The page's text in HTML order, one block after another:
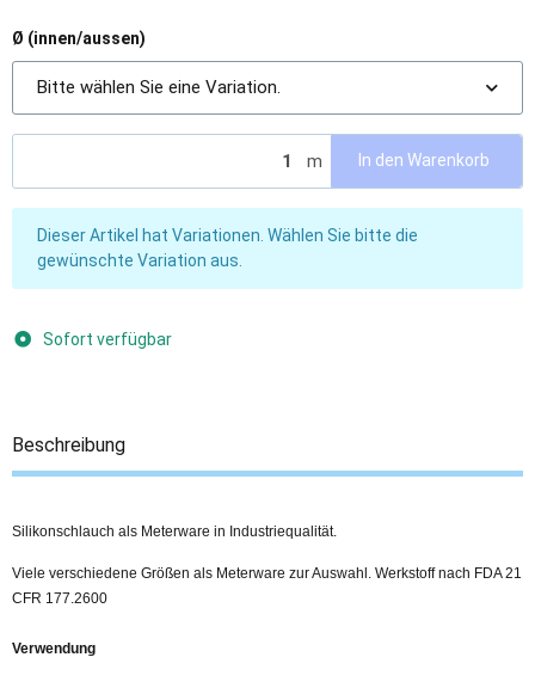
Ø (innen/aussen)
Bitte wählen Sie eine Variation.
m In den Warenkorb
xDieser Artikel hat Variationen. Wählen Sie bitte die
gewünschte Variation aus.
Sofort verfügbar
Beschreibung
Silikonschlauch als Meterware in Industriequalität.
Viele verschiedene Größen als Meterware zur Auswahl. Werkstoff nach FDA 21
CFR 177.2600
Verwendung